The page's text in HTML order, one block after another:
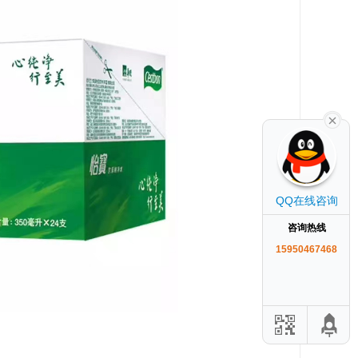
QQ在线咨询
咨询热线
15950467468